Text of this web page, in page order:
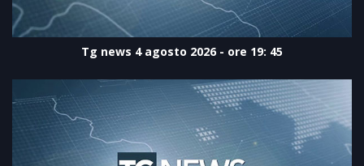
Tg news 4 agosto 2026 - ore 19: 45